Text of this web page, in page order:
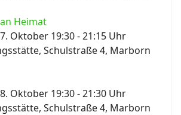
Heimat
Oktober 19:30- 21:15 Uhr
Schulstraße 4, Marborn
Oktober 19:30- 21:30 Uhr
Schulstraße 4, Marborn